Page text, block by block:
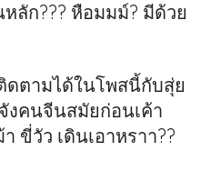
ลัก??? หือมมม์? มีด้วย
ดตามได้ในโพสนี้กับสุ่ย
งคนจีนสมัยก่อนเค้า
ขี่วัว เดินเอาหราา??